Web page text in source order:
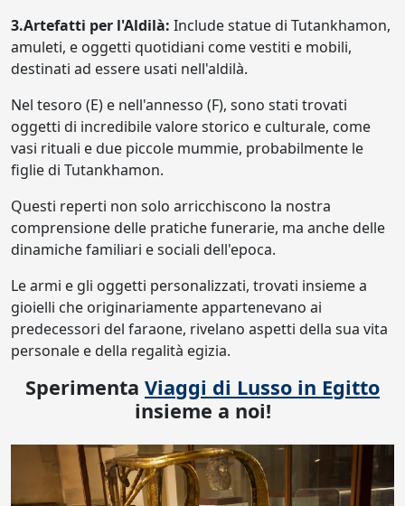
3.Artefatti per l'Aldilà: Include statue di Tutankhamon,
amuleti, e oggetti quotidiani come vestiti e mobili,
destinati ad essere usati nell'aldilà.
Nel tesoro (E) e nell'annesso (F), sono stati trovati
oggetti di incredibile valore storico e culturale, come
vasi rituali e due piccole mummie, probabilmente le
figlie di Tutankhamon.
Questi reperti non solo arricchiscono la nostra
comprensione delle pratiche funerarie, ma anche delle
dinamiche familiari e sociali dell'epoca.
Le armi e gli oggetti personalizzati, trovati insieme a
gioielli che originariamente appartenevano ai
predecessori del faraone, rivelano aspetti della sua vita
personale e della regalità egizia.
Sperimenta Viaggi di Lusso in Egitto
insieme a noi!